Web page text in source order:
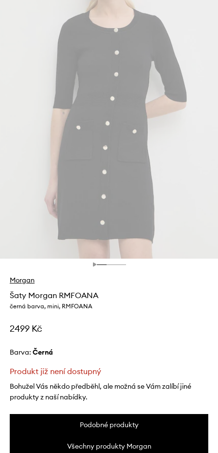
Morgan
Šaty Morgan RMFOANA
černá barva, mini, RMFOANA
2499 Kč
Barva: černá
Produkt již není dostupný
Bohužel Vás někdo předběhl, ale možná se Vám zalíbí jiné
produkty z naší nabídky.
Podobné produkty
Všechny produkty Morgan